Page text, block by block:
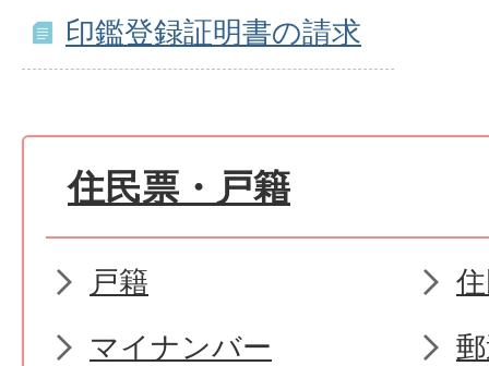
印鑑登録証明書の請求
住民票・戸籍
戸籍
マイナンバー